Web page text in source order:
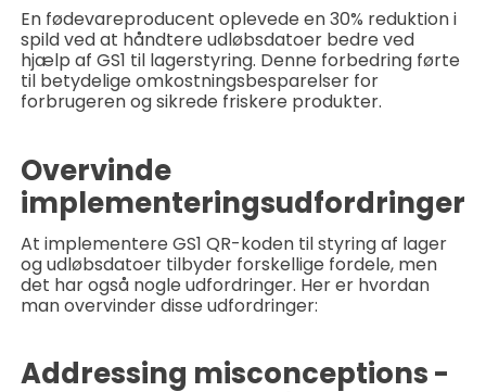
En fødevareproducent oplevede en 30% reduktion i
spild ved at håndtere udløbsdatoer bedre ved
hjælp af GS1 til lagerstyring. Denne forbedring førte
til betydelige omkostningsbesparelser for
forbrugeren og sikrede friskere produkter.
Overvinde
implementeringsudfordringer
At implementere GS1 QR-koden til styring af lager
og udløbsdatoer tilbyder forskellige fordele, men
det har også nogle udfordringer. Her er hvordan
man overvinder disse udfordringer:
Addressing misconceptions -